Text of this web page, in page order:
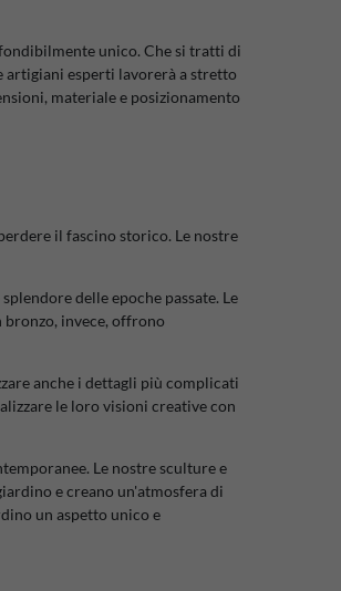
unico. Che si tratti di
artigiani esperti lavorerà a stretto
materiale e posizionamento
il fascino storico. Le nostre
delle epoche passate. Le
bronzo, invece, offrono
anche i dettagli più complicati
le loro visioni creative con
Le nostre sculture e
e creano un'atmosfera di
un aspetto unico e